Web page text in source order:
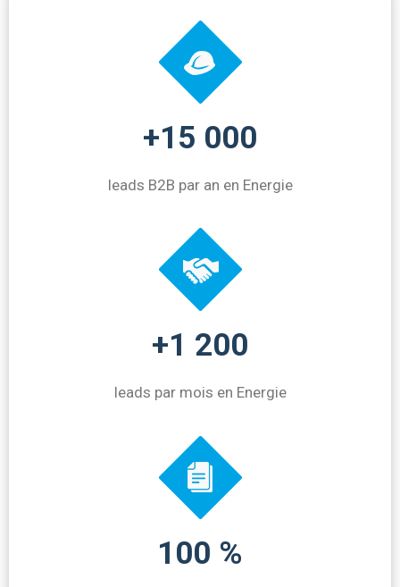
+15 000
leads B2B par an en Energie
+1 200
leads par mois en Energie
100 %